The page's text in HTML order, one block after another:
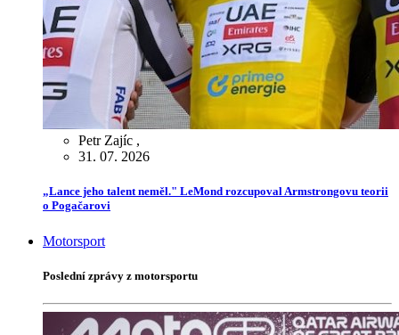
Petr Zajíc ,
31. 07. 2026
„Lance jeho talent neměl." LeMond rozcupoval Armstrongovu teorii
o Pogačarovi
Motorsport
Poslední zprávy z motorsportu